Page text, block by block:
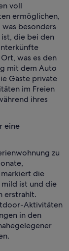
voll
ermöglichen,
besonders
die bei den
was es den
mit dem Auto
Gäste private
im Freien
ihres
eine
zu
die
mild ist und die
erstrahlt.
Aktivitäten
in den